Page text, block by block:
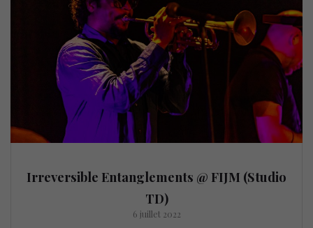
Irreversible Entanglements @ FIJM (Studio
TD)
6 juillet 2022